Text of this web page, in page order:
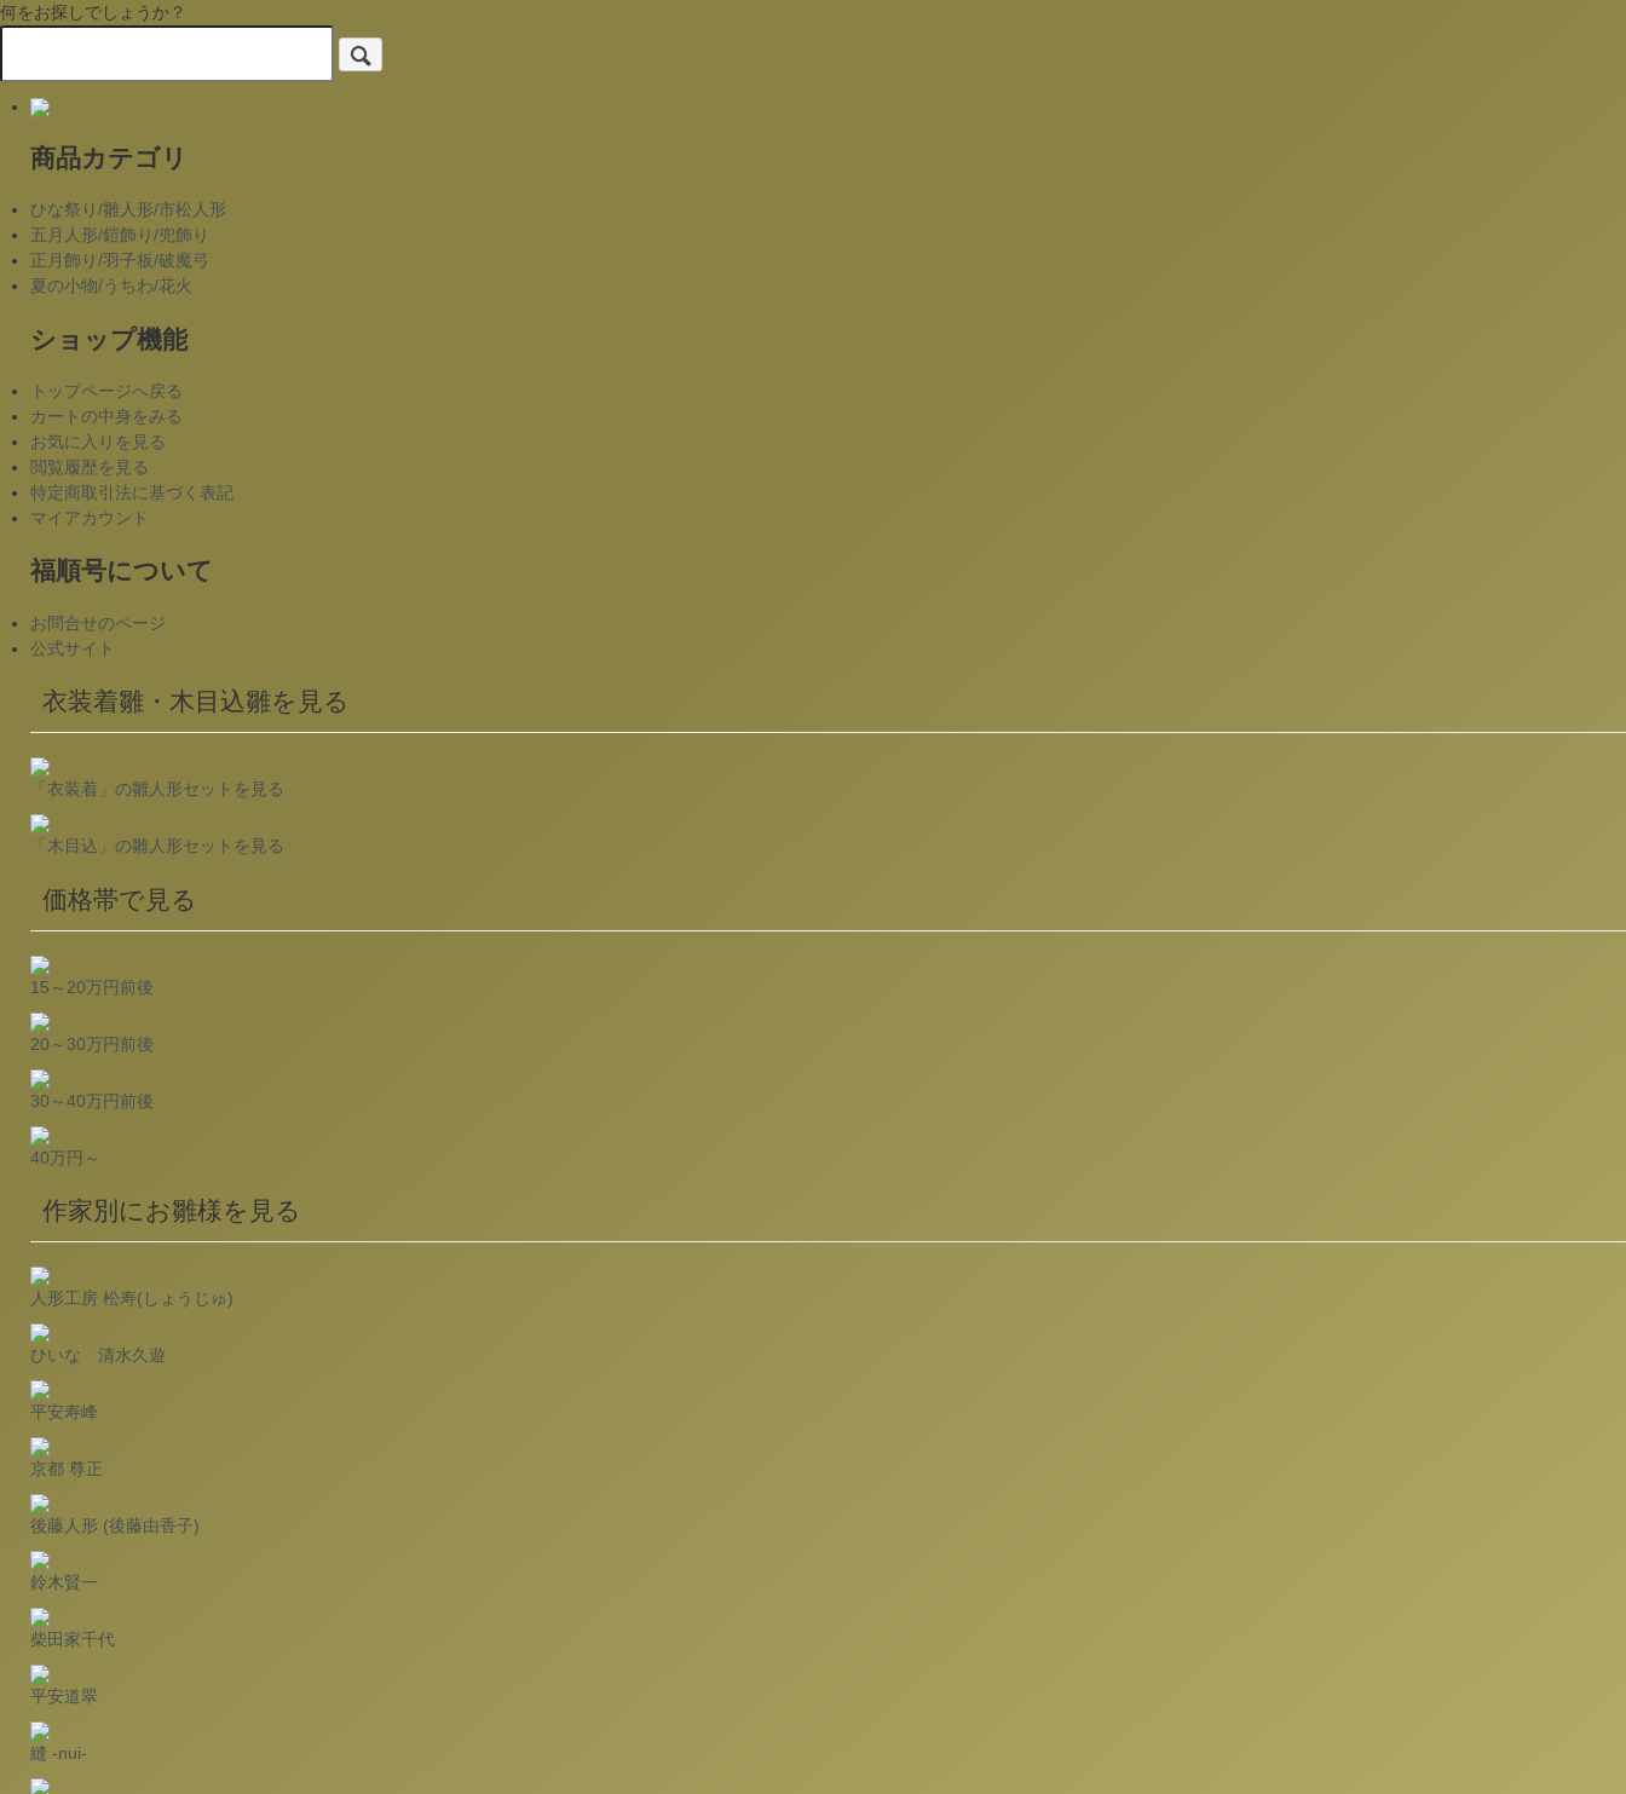
何をお探しでしょうか？
商品カテゴリ
ひな祭り/雛人形/市松人形
五月人形/鎧飾り/兜飾り
正月飾り/羽子板/破魔弓
夏の小物/うちわ/花火
ショップ機能
トップページへ戻る
カートの中身をみる
お気に入りを見る
閲覧履歴を見る
特定商取引法に基づく表記
マイアカウント
福順号について
お問合せのページ
公式サイト
衣装着雛・木目込雛を見る
「衣装着」の雛人形セットを見る
「木目込」の雛人形セットを見る
価格帯で見る
15～20万円前後
20～30万円前後
30～40万円前後
40万円～
作家別にお雛様を見る
人形工房 松寿(しょうじゅ)
ひいな 清水久遊
平安寿峰
京都 尊正
後藤人形 (後藤由香子)
鈴木賢一
柴田家千代
平安道翠
縫 -nui-